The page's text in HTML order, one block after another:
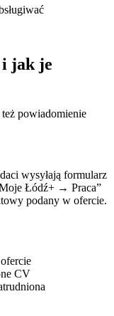
i jak je
powiadomienie
wysyłają formularz
Łódź+ → Praca”
podany w ofercie.
CV